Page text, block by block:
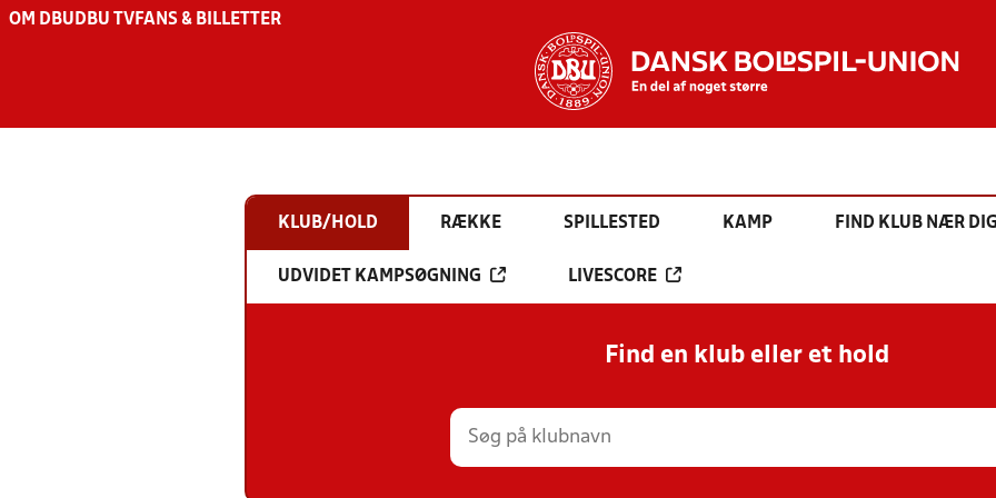
OM DBU DBU TV FANS & BILLETTER
KLUB/HOLD RÆKKE SPILLESTED KAMP FIND KLUB NÆR
UDVIDET KAMPSØGNING LIVESCORE
Find en klub eller et hold